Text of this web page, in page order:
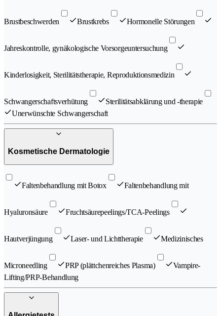
Brustbeschwerden Brustkrebs Hormonelle Störungen
Jahreskontrolle, gynäkologische Vorsorgeuntersuchung
Kinderlosigkeit, Sterilitätstherapie, Reproduktionsmedizin
Schwangerschaftsverhütung
Sterilitätsabklärung und -therapie
Unerwünschte Schwangerschaft
Kosmetische Dermatologie
Faltenbehandlung mit Botox Faltenbehandlung mit
Hyaluronsäure Fruchtsäurepeelings/TCA-Peelings
Hautverjüngung Laser- und Lichttherapie Medizinisches
Microneedling PRP (plättchenreiches Plasma)
Vampire-
Lifting/PRP-Behandlung